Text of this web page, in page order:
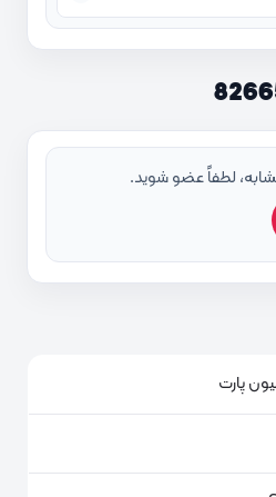
لطفاً عضو شوید.